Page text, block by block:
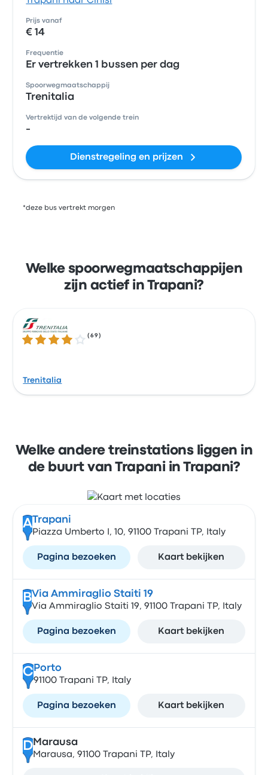
Prijs vanaf
€ 14
Frequentie
Er vertrekken 1 bussen per dag
Spoorwegmaatschappij
Trenitalia
Vertrektijd van de volgende trein
-
Dienstregeling en prijzen
*deze bus vertrekt morgen
Welke spoorwegmaatschappijen
zijn actief in Trapani?
3.9 van de 5 sterren
(69 )
Trenitalia
Welke andere treinstations liggen in
de buurt van Trapani in Trapani?
A Trapani
Piazza Umberto I, 10, 91100 Trapani TP, Italy
Pagina bezoeken Kaart bekijken
BVia Ammiraglio Staiti 19
Via Ammiraglio Staiti 19, 91100 Trapani TP, Italy
Pagina bezoeken Kaart bekijken
CPorto
91100 Trapani TP, Italy
Pagina bezoeken Kaart bekijken
DMarausa
Marausa, 91100 Trapani TP, Italy